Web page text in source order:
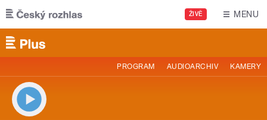
Přejít k hlavnímu obsahu
ŽIVĚ MENU
PROGRAM AUDIOARCHIV KAMERY